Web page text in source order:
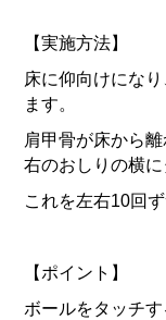
【実施方法】
床に仰向けにな
ます。
肩甲骨が床から
右のおしりの横に
これを左右10回
【ポイント】
ボールをタッチ